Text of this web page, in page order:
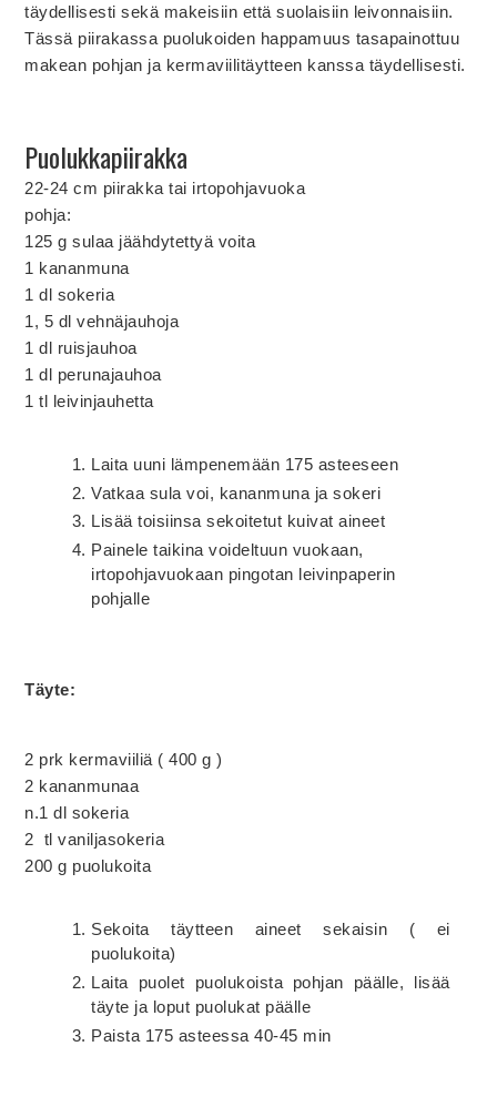
täydellisesti sekä makeisiin että suolaisiin leivonnaisiin.
Tässä piirakassa puolukoiden happamuus tasapainottuu
makean pohjan ja kermaviilitäytteen kanssa täydellisesti.
Puolukkapiirakka
22-24 cm piirakka tai irtopohjavuoka
pohja:
125 g sulaa jäähdytettyä voita
1 kananmuna
1 dl sokeria
1, 5 dl vehnäjauhoja
1 dl ruisjauhoa
1 dl perunajauhoa
1 tl leivinjauhetta
Laita uuni lämpenemään 175 asteeseen
Vatkaa sula voi, kananmuna ja sokeri
Lisää toisiinsa sekoitetut kuivat aineet
Painele taikina voideltuun vuokaan,
irtopohjavuokaan pingotan leivinpaperin
pohjalle
Täyte:
2 prk kermaviiliä ( 400 g )
2 kananmunaa
n.1 dl sokeria
2 tl vaniljasokeria
200 g puolukoita
Sekoita täytteen aineet sekaisin ( ei
puolukoita)
Laita puolet puolukoista pohjan päälle, lisää
täyte ja loput puolukat päälle
Paista 175 asteessa 40-45 min